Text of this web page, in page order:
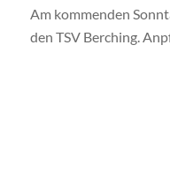
Am kommenden
den TSV Berching.